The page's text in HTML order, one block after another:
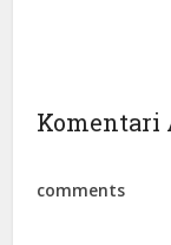
comments